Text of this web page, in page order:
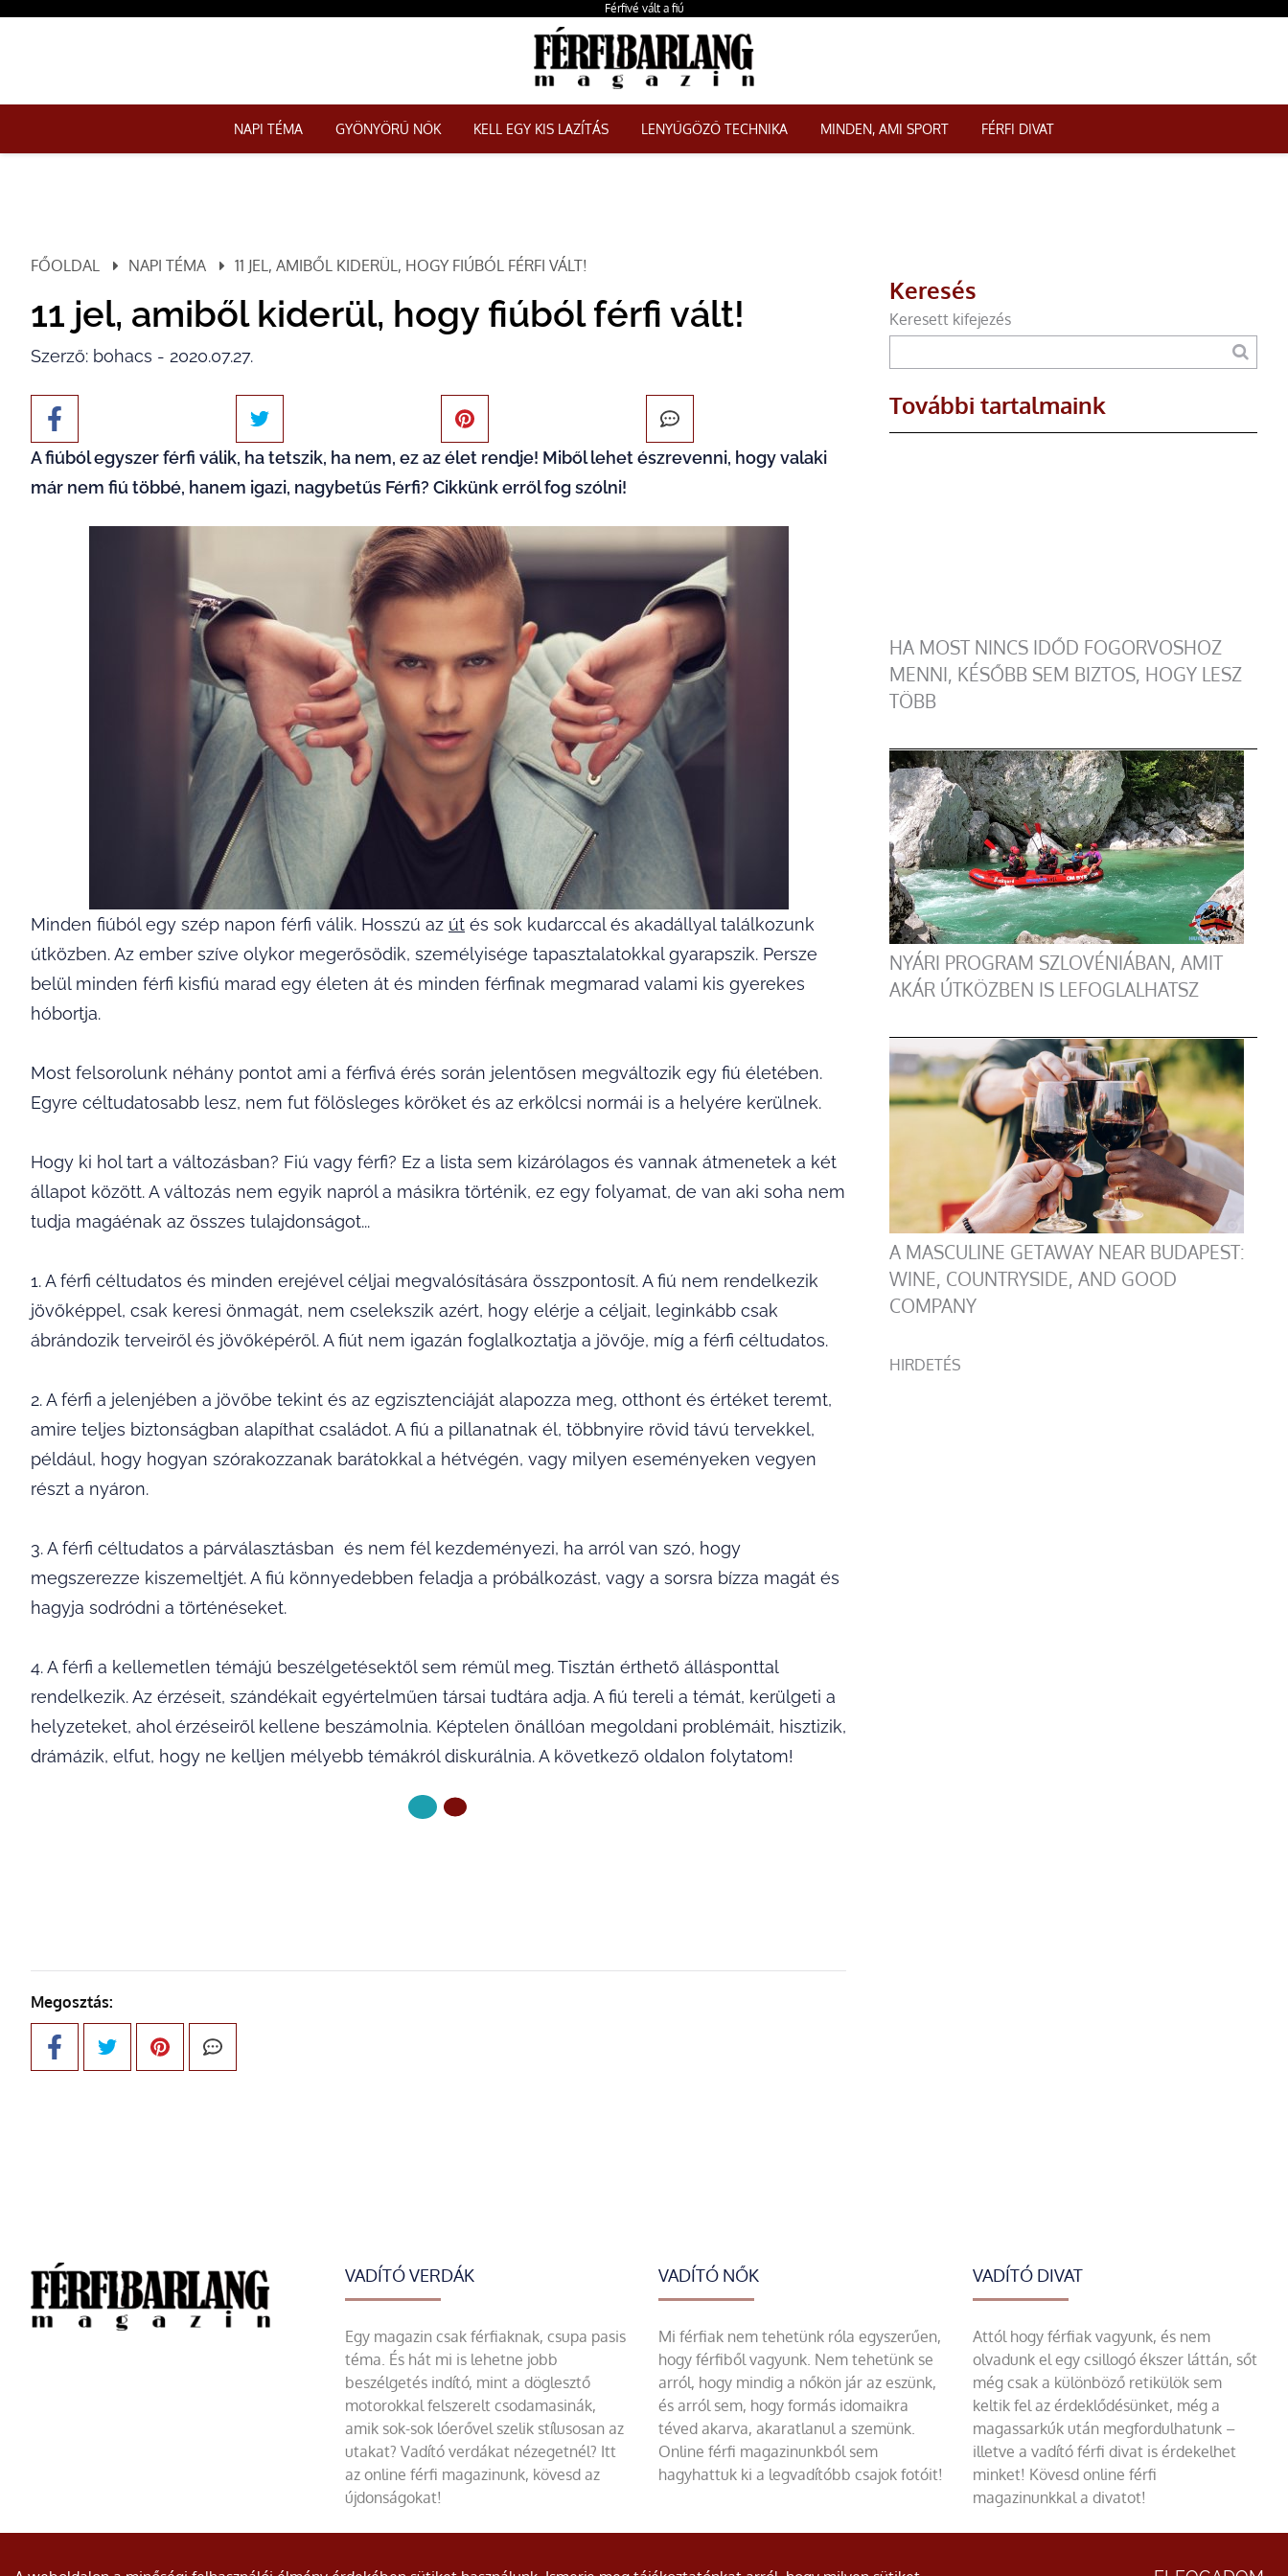
Férfivé vált a fiú
NAPI TÉMA GYÖNYÖRŰ NŐK KELL EGY KIS LAZÍTÁS LENYŰGÖZŐ TECHNIKA MINDEN, AMI SPORT FÉRFI DIVAT
FŐOLDAL NAPI TÉMA 11 JEL, AMIBŐL KIDERÜL, HOGY FIÚBÓL FÉRFI VÁLT!
11 jel, amiből kiderül, hogy fiúból férfi vált!
Szerző: bohacs - 2020.07.27.
A fiúból egyszer férfi válik, ha tetszik, ha nem, ez az élet rendje! Miből lehet észrevenni, hogy valaki
már nem fiú többé, hanem igazi, nagybetűs Férfi? Cikkünk erről fog szólni!
Minden fiúból egy szép napon férfi válik. Hosszú az út és sok kudarccal és akadállyal találkozunk
útközben. Az ember szíve olykor megerősödik, személyisége tapasztalatokkal gyarapszik. Persze
belül minden férfi kisfiú marad egy életen át és minden férfinak megmarad valami kis gyerekes
hóbortja.
Most felsorolunk néhány pontot ami a férfivá érés során jelentősen megváltozik egy fiú életében.
Egyre céltudatosabb lesz, nem fut fölösleges köröket és az erkölcsi normái is a helyére kerülnek.
Hogy ki hol tart a változásban? Fiú vagy férfi? Ez a lista sem kizárólagos és vannak átmenetek a két
állapot között. A változás nem egyik napról a másikra történik, ez egy folyamat, de van aki soha nem
tudja magáénak az összes tulajdonságot...
1. A férfi céltudatos és minden erejével céljai megvalósítására összpontosít. A fiú nem rendelkezik
jövőképpel, csak keresi önmagát, nem cselekszik azért, hogy elérje a céljait, leginkább csak
ábrándozik terveiről és jövőképéről. A fiút nem igazán foglalkoztatja a jövője, míg a férfi céltudatos.
2. A férfi a jelenjében a jövőbe tekint és az egzisztenciáját alapozza meg, otthont és értéket teremt,
amire teljes biztonságban alapíthat családot. A fiú a pillanatnak él, többnyire rövid távú tervekkel,
például, hogy hogyan szórakozzanak barátokkal a hétvégén, vagy milyen eseményeken vegyen
részt a nyáron.
3. A férfi céltudatos a párválasztásban és nem fél kezdeményezi, ha arról van szó, hogy
megszerezze kiszemeltjét. A fiú könnyedebben feladja a próbálkozást, vagy a sorsra bízza magát és
hagyja sodródni a történéseket.
4. A férfi a kellemetlen témájú beszélgetésektől sem rémül meg. Tisztán érthető állásponttal
rendelkezik. Az érzéseit, szándékait egyértelműen társai tudtára adja. A fiú tereli a témát, kerülgeti a
helyzeteket, ahol érzéseiről kellene beszámolnia. Képtelen önállóan megoldani problémáit, hisztizik,
drámázik, elfut, hogy ne kelljen mélyebb témákról diskurálnia. A következő oldalon folytatom!
Megosztás:
Keresés
Keresett kifejezés
További tartalmaink
HA MOST NINCS IDŐD FOGORVOSHOZ
MENNI, KÉSŐBB SEM BIZTOS, HOGY LESZ
TÖBB
NYÁRI PROGRAM SZLOVÉNIÁBAN, AMIT
AKÁR ÚTKÖZBEN IS LEFOGLALHATSZ
A MASCULINE GETAWAY NEAR BUDAPEST:
WINE, COUNTRYSIDE, AND GOOD
COMPANY
HIRDETÉS
VADÍTÓ VERDÁK
Egy magazin csak férfiaknak, csupa pasis
téma. És hát mi is lehetne jobb
beszélgetés indító, mint a döglesztő
motorokkal felszerelt csodamasinák,
amik sok-sok lóerővel szelik stílusosan az
utakat? Vadító verdákat nézegetnél? Itt
az online férfi magazinunk, kövesd az
újdonságokat!
VADÍTÓ NŐK
Mi férfiak nem tehetünk róla egyszerűen,
hogy férfiből vagyunk. Nem tehetünk se
arról, hogy mindig a nőkön jár az eszünk,
és arról sem, hogy formás idomaikra
téved akarva, akaratlanul a szemünk.
Online férfi magazinunkból sem
hagyhattuk ki a legvadítóbb csajok fotóit!
VADÍTÓ DIVAT
Attól hogy férfiak vagyunk, és nem
olvadunk el egy csillogó ékszer láttán, sőt
még csak a különböző retikülök sem
keltik fel az érdeklődésünket, még a
magassarkúk után megfordulhatunk –
illetve a vadító férfi divat is érdekelhet
minket! Kövesd online férfi
magazinunkkal a divatot!
© Minden jog fenntartva. Adatvédelmi nyilatkozat